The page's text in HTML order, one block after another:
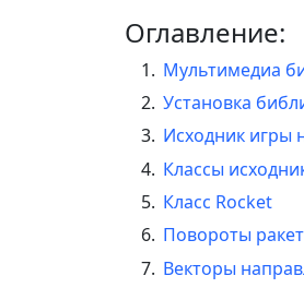
Оглавление:
Мультимедиа
Установка
Исходник игры
Классы
Класс Rocket
Повороты
Векторы